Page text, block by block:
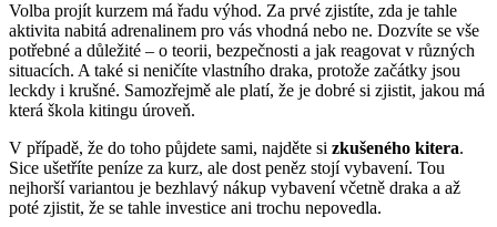
Volba projít kurzem má řadu výhod. Za prvé zjistíte, zda je tahle
aktivita nabitá adrenalinem pro vás vhodná nebo ne. Dozvíte se vše
potřebné a důležité – o teorii, bezpečnosti a jak reagovat v různých
situacích. A také si neničíte vlastního draka, protože začátky jsou
leckdy i krušné. Samozřejmě ale platí, že je dobré si zjistit, jakou má
která škola kitingu úroveň.
V případě, že do toho půjdete sami, najděte si zkušeného kitera.
Sice ušetříte peníze za kurz, ale dost peněz stojí vybavení. Tou
nejhorší variantou je bezhlavý nákup vybavení včetně draka a až
poté zjistit, že se tahle investice ani trochu nepovedla.